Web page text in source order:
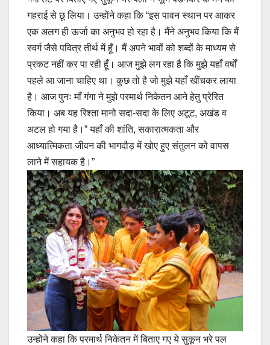
गहराई से छू लिया। उन्होंने कहा कि “इस पावन स्थान पर आकर
एक अलग ही ऊर्जा का अनुभव हो रहा है। मैंने अनुभव किया कि मैं
स्वर्ग जैसे पवित्र तीर्थ में हूँ। मैं अपने भावों को शब्दों के माध्यम से
प्रकट नहीं कर पा रही हूँ। आज मुझे लग रहा है कि मुझे यहाँ वर्षों
पहले आ जाना चाहिए था। कुछ तो है जो मुझे यहाँ खींचकर लाया
है। आज पुनः माँ गंगा ने मुझे परमार्थ निकेतन आने हेतु प्रेरित
किया। अब यह रिश्ता मानो सदा-सदा के लिए अटूट, अखंड व
अटल हो गया है।” यहाँ की शांति, सकारात्मकता और
आध्यात्मिकता जीवन की भागदौड़ में खोए हुए संतुलन को वापस
लाने में सहायक है।”
उन्होंने कहा कि परमार्थ निकेतन में बिताए गए ये सुकून भरे पल